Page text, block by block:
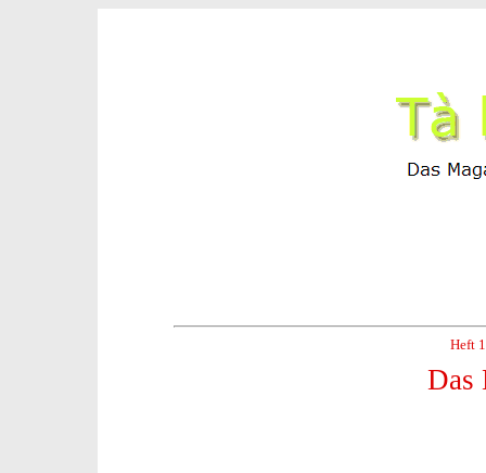
Heft
Das